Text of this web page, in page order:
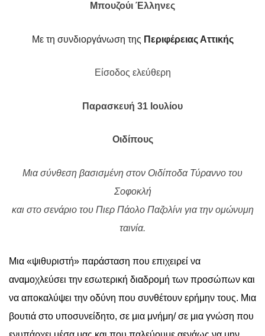
Μπουζούι Έλληνες
Με τη συνδιοργάνωση της Περιφέρειας Αττικής
Είσοδος ελεύθερη
Παρασκευή 31 Ιουλίου
Οιδίπους
Μια σύνθεση βασισμένη στον Οιδίποδα Τύραννο του
Σοφοκλή
και στο σενάριο του Πιερ Πάολο Παζολίνι για την ομώνυμη
ταινία.
Μια «ψιθυριστή» παράσταση που επιχειρεί να
αναμοχλεύσει την εσωτερική διαδρομή των προσώπων και
να αποκαλύψει την οδύνη που συνθέτουν ερήμην τους. Μια
βουτιά στο υποσυνείδητο, σε μια μνήμη/ σε μια γνώση που